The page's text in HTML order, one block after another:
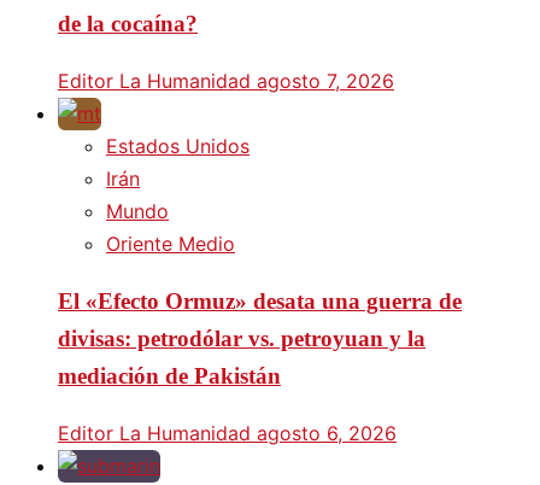
de la cocaína?
Editor La Humanidad agosto 7, 2026
Estados Unidos
Irán
Mundo
Oriente Medio
El «Efecto Ormuz» desata una guerra de
divisas: petrodólar vs. petroyuan y la
mediación de Pakistán
Editor La Humanidad agosto 6, 2026